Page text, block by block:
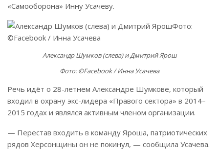
«Самооборона» Инну Усачеву.
Александр Шумков (слева) и Дмитрий Ярош
Фото: ©Facebook / Инна Усачева
Речь идёт о 28-летнем Александре Шумкове, который
входил в охрану экс-лидера «Правого сектора» в 2014–
2015 годах и являлся активным членом организации.
— Перестав входить в команду Яроша, патриотических
рядов Херсонщины он не покинул, — сообщила Усачева.